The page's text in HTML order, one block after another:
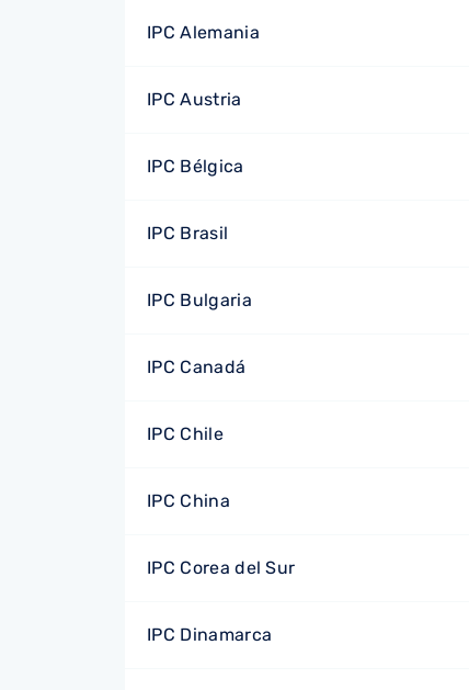
IPC Alemania
IPC Austria
IPC Bélgica
IPC Brasil
IPC Bulgaria
IPC Canadá
IPC Chile
IPC China
IPC Corea del Sur
IPC Dinamarca